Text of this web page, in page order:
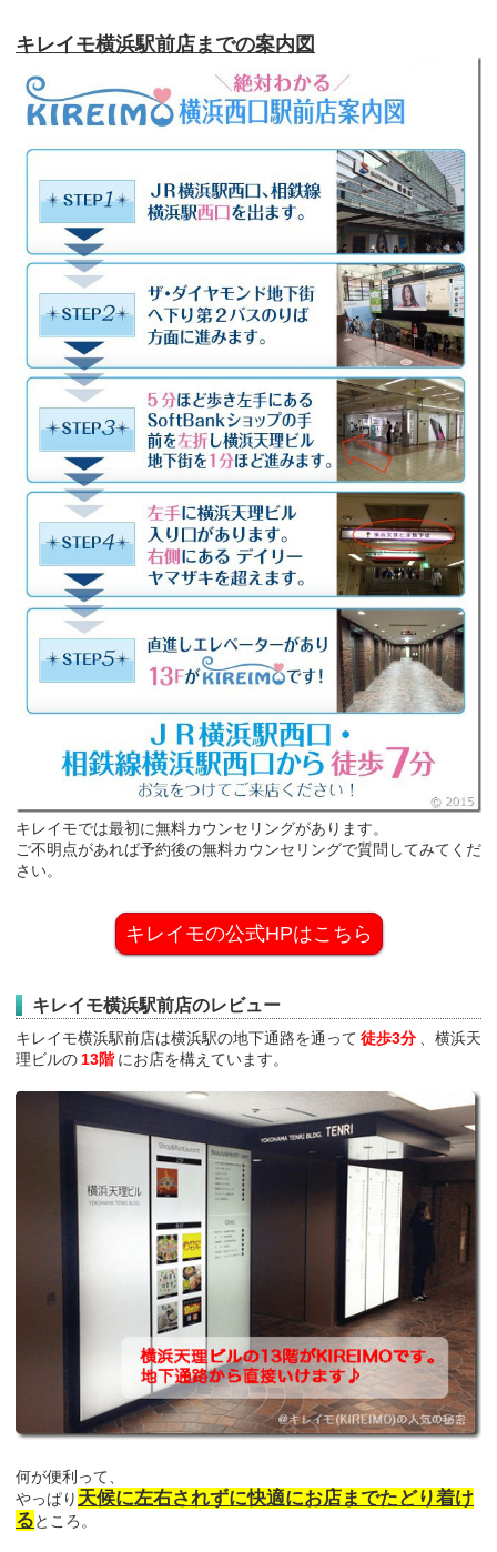
キレイモ横浜駅前店までの案内図
キレイモでは最初に無料カウンセリングがあります。
ご不明点があれば予約後の無料カウンセリングで質問してみてくだ
さい。
キレイモの公式HPはこちら
キレイモ横浜駅前店のレビュー
キレイモ横浜駅前店は横浜駅の地下通路を通って 徒歩3分
、横浜天
理ビルの 13階 にお店を構えています。
何が便利って、
やっぱり 天候に左右されずに快適にお店までたどり着け
るところ。